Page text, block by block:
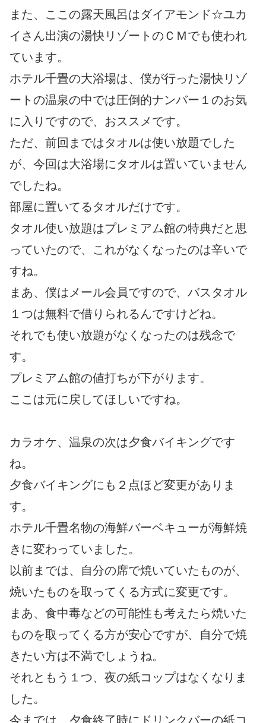
また、ここの露天風呂はダイアモンド☆ユカ
イさん出演の湯快リゾートのＣＭでも使われ
ています。
ホテル千畳の大浴場は、僕が行った湯快リゾ
ートの温泉の中では圧倒的ナンバー１のお気
に入りですので、おススメです。
ただ、前回まではタオルは使い放題でした
が、今回は大浴場にタオルは置いていません
でしたね。
部屋に置いてるタオルだけです。
タオル使い放題はプレミアム館の特典だと思
っていたので、これがなくなったのは辛いで
すね。
まあ、僕はメール会員ですので、バスタオル
１つは無料で借りられるんですけどね。
それでも使い放題がなくなったのは残念で
す。
プレミアム館の値打ちが下がります。
ここは元に戻してほしいですね。
カラオケ、温泉の次は夕食バイキングです
ね。
夕食バイキングにも２点ほど変更がありま
す。
ホテル千畳名物の海鮮バーベキューが海鮮焼
きに変わっていました。
以前までは、自分の席で焼いていたものが、
焼いたものを取ってくる方式に変更です。
まあ、食中毒などの可能性も考えたら焼いた
ものを取ってくる方が安心ですが、自分で焼
きたい方は不満でしょうね。
それともう１つ、夜の紙コップはなくなりま
した。
今までは、夕食終了時にドリンクバーの紙コ